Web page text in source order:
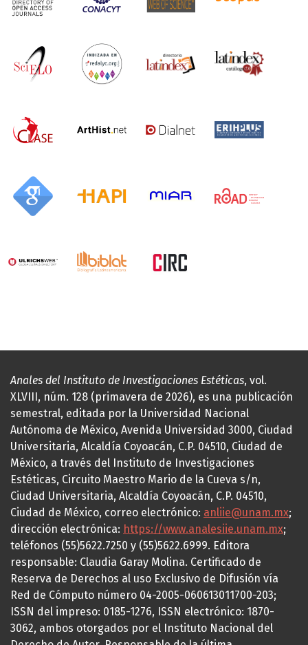
Anales del Instituto de Investigaciones Estéticas, vol.
XLVIII, núm. 128 (primavera de 2026), es una publicación
semestral, editada por la Universidad Nacional
Autónoma de México, Avenida Universidad 3000, Ciudad
Universitaria, Alcaldía Coyoacán, C.P. 04510, Ciudad de
México, a través del Instituto de Investigaciones
Estéticas, Circuito Maestro Mario de la Cueva s/n,
Ciudad Universitaria, Alcaldía Coyoacán, C.P. 04510,
Ciudad de México, correo electrónico: anliie@unam.mx;
dirección electrónica: https://www.analesiie.unam.mx;
teléfonos (55)5622.7250 y (55)5622.6999. Editora
responsable: Claudia Garay Molina. Certificado de
Reserva de Derechos al uso Exclusivo de Difusión vía
Red de Cómputo número 04-2005-060613011700-203;
ISSN del impreso: 0185-1276, ISSN electrónico: 1870-
3062, ambos otorgados por el Instituto Nacional del